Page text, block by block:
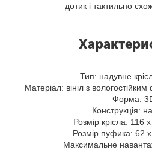
дотик і тактильно
Тип: надувне
Матеріал: вініл з
Форма:
Конструкція:
Розмір крісла: 116
Розмір пуфика: 62
Максимальне